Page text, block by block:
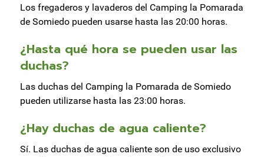
Los fregaderos y lavaderos del Camping la Pomarada
de Somiedo pueden usarse hasta las 20:00 horas.
¿Hasta qué hora se pueden usar las
duchas?
Las duchas del Camping la Pomarada de Somiedo
pueden utilizarse hasta las 23:00 horas.
¿Hay duchas de agua caliente?
Sí. Las duchas de agua caliente son de uso exclusivo